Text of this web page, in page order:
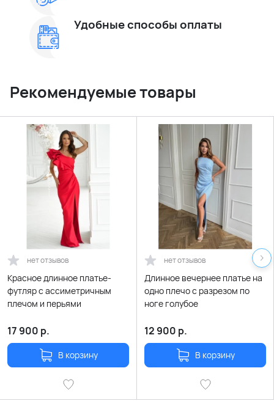
Удобные способы оплаты
Рекомендуемые товары
нет отзывов
Красное длинное платье-
футляр с ассиметричным
плечом и перьями
17 900 р.
В корзину
нет отзывов
Длинное вечернее платье на
одно плечо с разрезом по
ноге голубое
12 900 р.
В корзину